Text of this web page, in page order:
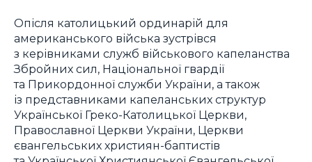
Опісля католицький ординарій для
американського війська зустрівся
з керівниками служб військового капеланства
Збройних сил, Національної гвардії
та Прикордонної служби України, а також
із представниками капеланських структур
Української Греко-Католицької Церкви,
Православної Церкви України, Церкви
євангельських християн-баптистів